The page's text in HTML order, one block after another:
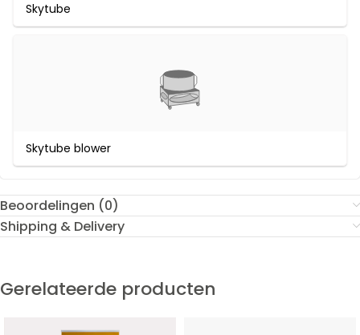
Skytube
Skytube blower
Beoordelingen (0)
Shipping & Delivery
Gerelateerde producten